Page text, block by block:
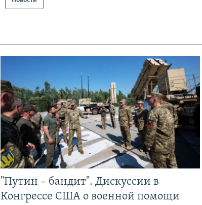
"Путин – бандит". Дискуссии в
Конгрессе США о военной помощи